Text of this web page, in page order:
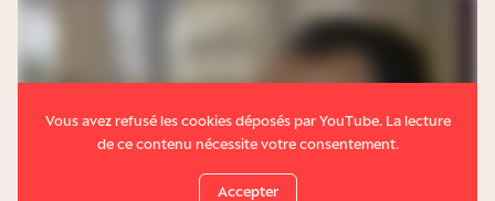
Vous avez refusé les cookies déposés par YouTube. La lecture
de ce contenu nécessite votre consentement.
Accepter